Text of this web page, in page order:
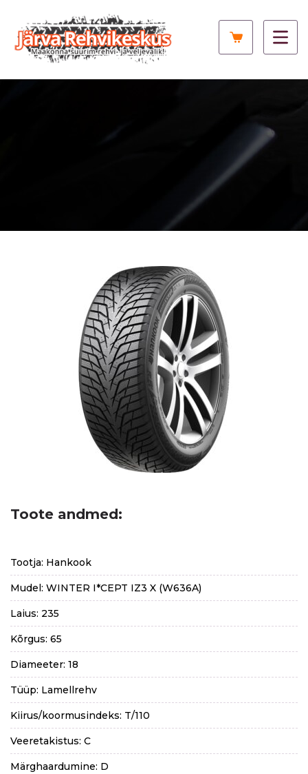
Toote andmed:
Tootja: Hankook
Mudel: WINTER I*CEPT IZ3 X (W636A)
Laius: 235
Kõrgus: 65
Diameeter: 18
Tüüp: Lamellrehv
Kiirus/koormusindeks: T/110
Veeretakistus: C
Märghaardumine: D